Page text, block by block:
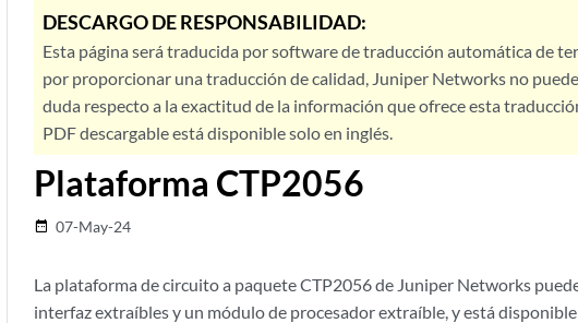
DESCARGO DE RESPONSABILIDAD:
Esta página será traducida por software de traducción automática de
por proporcionar una traducción de calidad, Juniper Networks no
duda respecto a la exactitud de la información que ofrece esta
PDF descargable está disponible solo en inglés.
Plataforma CTP2056
date_range 07-May-24
La plataforma de circuito a paquete CTP2056 de Juniper Networks
interfaz extraíbles y un módulo de procesador extraíble, y está